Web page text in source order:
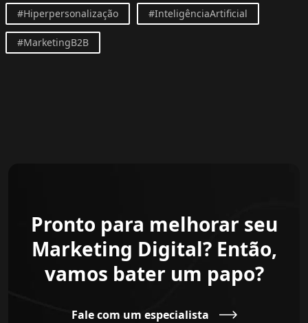
#Hiperpersonalização #InteligênciaArtificial
#MarketingB2B
Pronto para melhorar seu
Marketing Digital? Então,
vamos bater um papo?
Fale com um especialista